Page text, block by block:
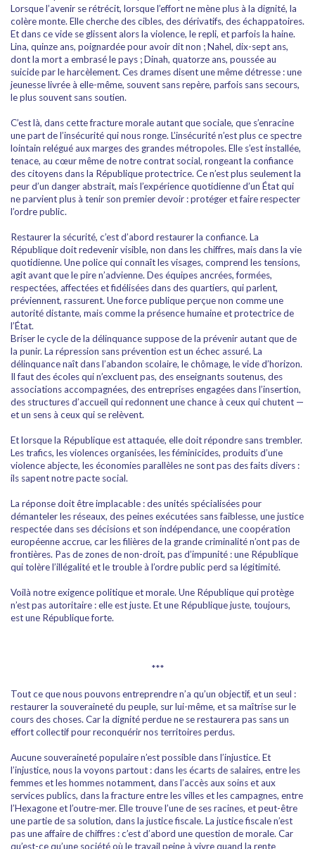
Lorsque l’avenir se rétrécit, lorsque l’effort ne mène plus à la dignité, la
colère monte. Elle cherche des cibles, des dérivatifs, des échappatoires.
Et dans ce vide se glissent alors la violence, le repli, et parfois la haine.
Lina, quinze ans, poignardée pour avoir dit non ; Nahel, dix-sept ans,
dont la mort a embrasé le pays ; Dinah, quatorze ans, poussée au
suicide par le harcèlement. Ces drames disent une même détresse : une
jeunesse livrée à elle-même, souvent sans repère, parfois sans secours,
le plus souvent sans soutien.
C’est là, dans cette fracture morale autant que sociale, que s’enracine
une part de l’insécurité qui nous ronge. L’insécurité n’est plus ce spectre
lointain relégué aux marges des grandes métropoles. Elle s’est installée,
tenace, au cœur même de notre contrat social, rongeant la confiance
des citoyens dans la République protectrice. Ce n’est plus seulement la
peur d’un danger abstrait, mais l’expérience quotidienne d’un État qui
ne parvient plus à tenir son premier devoir : protéger et faire respecter
l’ordre public.
Restaurer la sécurité, c’est d’abord restaurer la confiance. La
République doit redevenir visible, non dans les chiffres, mais dans la vie
quotidienne. Une police qui connaît les visages, comprend les tensions,
agit avant que le pire n’advienne. Des équipes ancrées, formées,
respectées, affectées et fidélisées dans des quartiers, qui parlent,
préviennent, rassurent. Une force publique perçue non comme une
autorité distante, mais comme la présence humaine et protectrice de
l’État.
Briser le cycle de la délinquance suppose de la prévenir autant que de
la punir. La répression sans prévention est un échec assuré. La
délinquance naît dans l’abandon scolaire, le chômage, le vide d’horizon.
Il faut des écoles qui n’excluent pas, des enseignants soutenus, des
associations accompagnées, des entreprises engagées dans l’insertion,
des structures d’accueil qui redonnent une chance à ceux qui chutent —
et un sens à ceux qui se relèvent.
Et lorsque la République est attaquée, elle doit répondre sans trembler.
Les trafics, les violences organisées, les féminicides, produits d’une
violence abjecte, les économies parallèles ne sont pas des faits divers :
ils sapent notre pacte social.
La réponse doit être implacable : des unités spécialisées pour
démanteler les réseaux, des peines exécutées sans faiblesse, une justice
respectée dans ses décisions et son indépendance, une coopération
européenne accrue, car les filières de la grande criminalité n’ont pas de
frontières. Pas de zones de non-droit, pas d’impunité : une République
qui tolère l’illégalité et le trouble à l’ordre public perd sa légitimité.
Voilà notre exigence politique et morale. Une République qui protège
n’est pas autoritaire : elle est juste. Et une République juste, toujours,
est une République forte.
***
Tout ce que nous pouvons entreprendre n’a qu’un objectif, et un seul :
restaurer la souveraineté du peuple, sur lui-même, et sa maîtrise sur le
cours des choses. Car la dignité perdue ne se restaurera pas sans un
effort collectif pour reconquérir nos territoires perdus.
Aucune souveraineté populaire n’est possible dans l’injustice. Et
l’injustice, nous la voyons partout : dans les écarts de salaires, entre les
femmes et les hommes notamment, dans l’accès aux soins et aux
services publics, dans la fracture entre les villes et les campagnes, entre
l’Hexagone et l’outre-mer. Elle trouve l’une de ses racines, et peut-être
une partie de sa solution, dans la justice fiscale. La justice fiscale n’est
pas une affaire de chiffres : c’est d’abord une question de morale. Car
qu’est-ce qu’une société où le travail peine à vivre quand la rente